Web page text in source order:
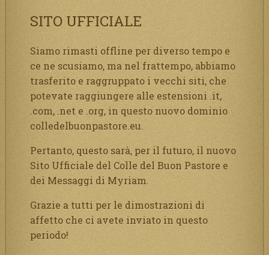
SITO UFFICIALE
Siamo rimasti offline per diverso tempo e
ce ne scusiamo, ma nel frattempo, abbiamo
trasferito e raggruppato i vecchi siti, che
potevate raggiungere alle estensioni .it,
.com, .net e .org, in questo nuovo dominio
colledelbuonpastore.eu.
Pertanto, questo sarà, per il futuro, il nuovo
Sito Ufficiale del Colle del Buon Pastore e
dei Messaggi di Myriam.
Grazie a tutti per le dimostrazioni di
affetto che ci avete inviato in questo
periodo!